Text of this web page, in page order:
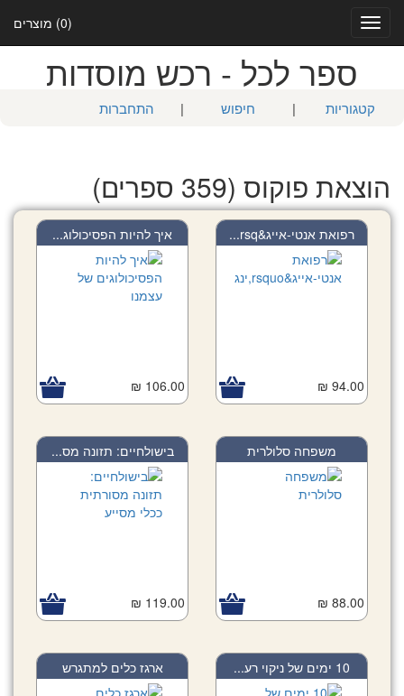
(0) מוצרים
Toggle
navigation
ספר לכל - רכש מוסדות
קטגוריות | חיפוש | התחברות
הוצאת פוקוס (359 ספרים)
רפואת אנטי-אייג&rsq...
94.00 ₪
איך להיות הפסיכולוג...
106.00 ₪
משפחה סלולרית
88.00 ₪
בישולחיים: תזונה מס...
119.00 ₪
10 ימים של ניקוי רע... ארגז כלים למתגרש